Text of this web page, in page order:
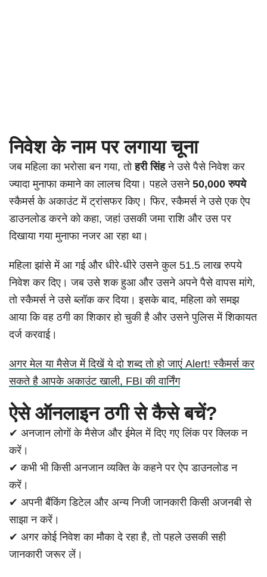
निवेश के नाम पर लगाया चूना
जब महिला का भरोसा बन गया, तोहरी सिंहने उसे पैसे निवेश कर
ज्यादा मुनाफा कमाने का लालच दिया। पहले उसने 50,000 रुपये
स्कैमर्स के अकाउंट में ट्रांसफर किए। फिर, स्कैमर्स ने उसे एक ऐप
डाउनलोड करने को कहा, जहां उसकी जमा राशि और उस पर
दिखाया गया मुनाफा नजर आ रहा था।
महिला झांसे में आ गई और धीरे-धीरे उसने कुल 51.5 लाख रुपये
निवेश कर दिए। जब उसे शक हुआ और उसने अपने पैसे वापस मांगे,
तो स्कैमर्स ने उसे ब्लॉक कर दिया। इसके बाद, महिला को समझ
आया कि वह ठगी का शिकार हो चुकी है और उसने पुलिस में शिकायत
दर्ज करवाई।
अगर मेल या मैसेज में दिखें ये दो शब्द तो हो जाएं Alert! स्कैमर्स कर
सकते है आपके अकाउंट खाली, FBI की वार्निंग
ऐसे ऑनलाइन ठगी से कैसे बचें?
✔ अनजान लोगों के मैसेज और ईमेल में दिए गए लिंक पर क्लिक न
करें।
✔ कभी भी किसी अनजान व्यक्ति के कहने पर ऐप डाउनलोड न
करें।
✔ अपनी बैंकिंग डिटेल और अन्य निजी जानकारी किसी अजनबी से
साझा न करें।
✔ अगर कोई निवेश का मौका दे रहा है, तो पहले उसकी सही
जानकारी जरूर लें।